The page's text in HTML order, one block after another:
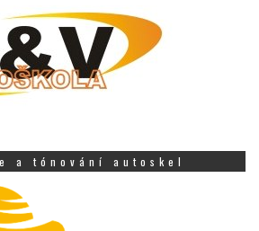
a tónování autoskel